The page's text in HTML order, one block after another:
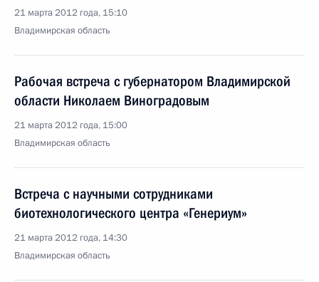
21 марта 2012 года, 15:10
Владимирская область
Рабочая встреча с губернатором Владимирской
области Николаем Виноградовым
21 марта 2012 года, 15:00
Владимирская область
Встреча с научными сотрудниками
биотехнологического центра «Генериум»
21 марта 2012 года, 14:30
Владимирская область